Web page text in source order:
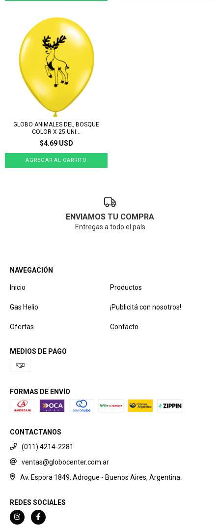
GLOBO ANIMALES DEL BOSQUE
COLOR X 25 UNI...
$4.69 USD
ENVIAMOS TU COMPRA
Entregas a todo el país
NAVEGACIÓN
Inicio Productos
Gas Helio ¡Publicitá con nosotros!
Ofertas Contacto
MEDIOS DE PAGO
FORMAS DE ENVÍO
CONTACTANOS
(011) 4214-2281
ventas@globocenter.com.ar
Av. Espora 1849, Adrogue - Buenos Aires, Argentina.
REDES SOCIALES